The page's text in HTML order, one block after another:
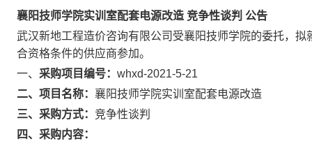
襄阳技师学院实训室配套电源改造 竞争性谈判 公告
武汉新地工程造价咨询有限公司受襄阳技师学院的委托，
合资格条件的供应商参加。
一、 采购项目编号： whxd-2021-5-21
二、项目名称： 襄阳技师学院实训室配套电源改造
三、采购方式： 竞争性谈判
四、采购内容：